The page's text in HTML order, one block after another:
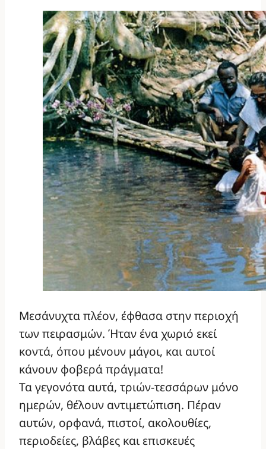
Μεσάνυχτα πλέον, έφθασα στην περιοχή
των πειρασμών. Ήταν ένα χωριό εκεί
κοντά, όπου μένουν μάγοι, και αυτοί
κάνουν φοβερά πράγματα!
Τα γεγονότα αυτά, τριών-τεσσάρων μόνο
ημερών, θέλουν αντιμετώπιση. Πέραν
αυτών, ορφανά, πιστοί, ακολουθίες,
περιοδείες, βλάβες και επισκευές